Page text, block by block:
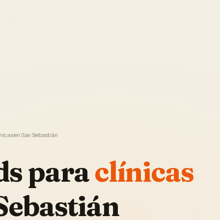
en San Sebastián
paraclínicas